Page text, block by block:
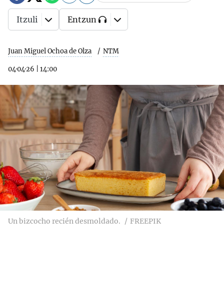
Juan Miguel Ochoa de Olza NTM
04·04·26 14:00
Itzuli Entzun
Un bizcocho recién desmoldado. FREEPIK